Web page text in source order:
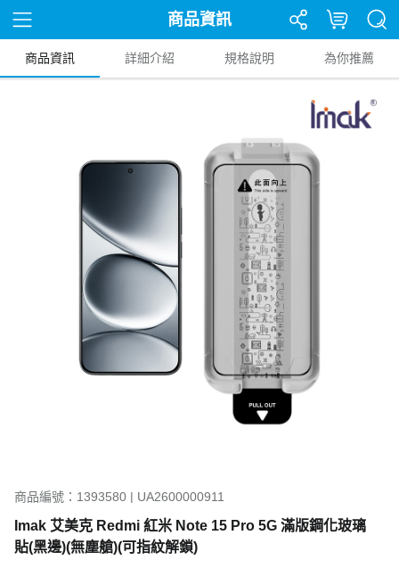
商品資訊
商品資訊 詳細介紹 規格說明 為你推薦
商品編號：1393580 | UA2600000911
Imak 艾美克 Redmi 紅米 Note 15 Pro 5G 滿版鋼化玻璃
貼(黑邊)(無塵艙)(可指紋解鎖)